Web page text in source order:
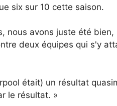
six sur 10 cette saison.
nous avons juste été
deux équipes qui s'y
était) un résultat
le résultat. »